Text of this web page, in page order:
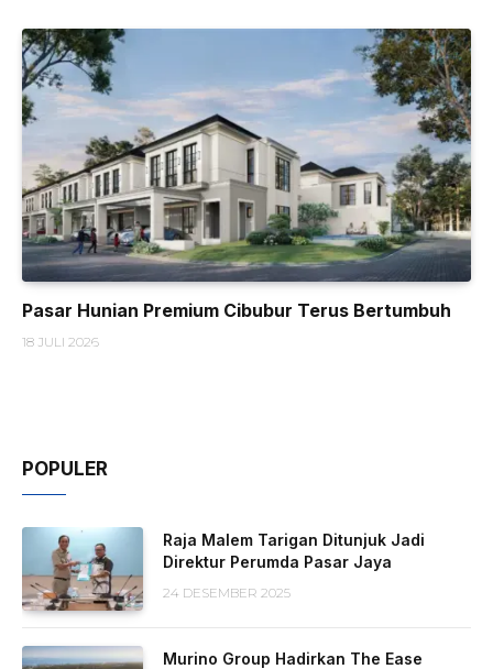
Pasar Hunian Premium Cibubur Terus Bertumbuh
18 JULI 2026
POPULER
Raja Malem Tarigan Ditunjuk Jadi
Direktur Perumda Pasar Jaya
24 DESEMBER 2025
Murino Group Hadirkan The Ease